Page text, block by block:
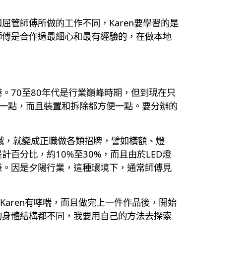
管師傅所做的工作不同，Karen要學習的是
是合作過最細心和最有經驗的，在做本地
70至80年代是行業巔峰時期，但到現在只
點，而且裝置和拆除都方便一點。要分辦的
就變成正職做各類招牌，譬如橫額、燈
百分比，約10%至30%，而且由於LED燈
因是夕陽行業，這種環境下，通常師傅見
有哮喘，而且做完上一件作品後，開始
體結構都不同，我要用自己的方法去探索